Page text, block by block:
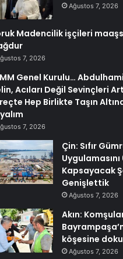
Ağustos 7, 2026
Madencilik işçileri
7, 2026
Genel Kurulu…
Acıları Değil Sevinçleri
Hep Birlikte Taşın
7, 2026
Çin: Sıfır
Kapsayacak
Genişlettik
Ağustos 7, 2026
Akın:
köşesine
Ağustos 7, 2026